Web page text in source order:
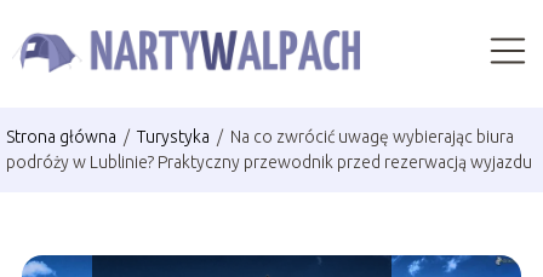
Strona główna / Turystyka / Na co zwrócić uwagę wybierając biura
podróży w Lublinie? Praktyczny przewodnik przed rezerwacją wyjazdu